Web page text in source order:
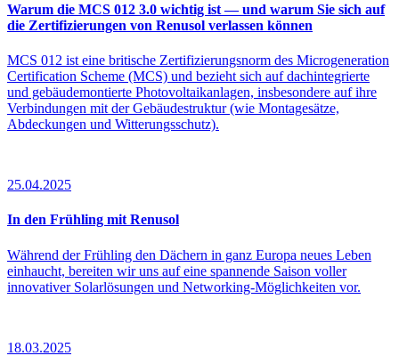
Warum die MCS 012 3.0 wichtig ist — und warum Sie sich auf
die Zertifizierungen von Renusol verlassen können
MCS 012 ist eine britische Zertifizierungsnorm des Microgeneration
Certification Scheme (MCS) und bezieht sich auf dachintegrierte
und gebäudemontierte Photovoltaikanlagen, insbesondere auf ihre
Verbindungen mit der Gebäudestruktur (wie Montagesätze,
Abdeckungen und Witterungsschutz).
25.04.2025
In den Frühling mit Renusol
Während der Frühling den Dächern in ganz Europa neues Leben
einhaucht, bereiten wir uns auf eine spannende Saison voller
innovativer Solarlösungen und Networking-Möglichkeiten vor.
18.03.2025